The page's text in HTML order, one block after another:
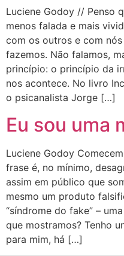
Luciene Godoy // Penso
menos falada e mais
com os outros e com
fazemos. Não falamos,
princípio: o princípio da
nos acontece. No livro
o psicanalista Jorge […]
Eu sou uma
Luciene Godoy
frase é, no mínimo,
assim em público que
mesmo um produto
“síndrome do fake” –
que mostramos? Tenho
para mim, há […]